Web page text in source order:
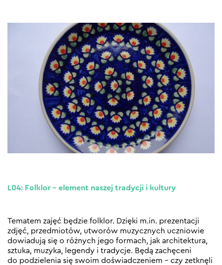
L04: Folklor – element naszej tradycji i kultury
Tematem zajęć będzie folklor. Dzięki m.in. prezentacji
zdjęć, przedmiotów, utworów muzycznych uczniowie
dowiadują się o różnych jego formach, jak architektura,
sztuka, muzyka, legendy i tradycje. Będą zachęceni
do podzielenia się swoim doświadczeniem – czy zetknęli